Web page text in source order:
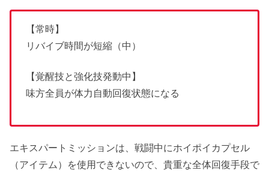
【常時】
リバイブ時間が短縮（中）
【覚醒技と強化技発動中】
味方全員が体力自動回復状態になる
エキスパートミッションは、戦闘中にホイポイカプセル
（アイテム）を使用できないので、貴重な全体回復手段で